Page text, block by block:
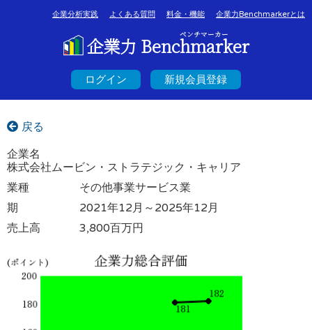
企業分析実践 よくある質問 料金・機能 企業力Benchmarkerとは
ベンチマーカー
企業力 Benchmarker
ログイン 新規会員登録
戻る
企業名
株式会社ムービン・ストラテジック・キャリア
業種
その他事業サービス業
期
2021年12月～2025年12月
売上高
3,800百万円